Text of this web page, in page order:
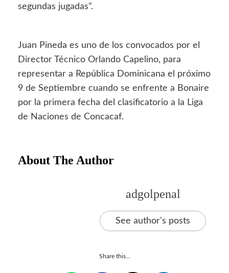
segundas jugadas”.
Juan Pineda es uno de los convocados por el
Director Técnico Orlando Capelino, para
representar a República Dominicana el próximo
9 de Septiembre cuando se enfrente a Bonaire
por la primera fecha del clasificatorio a la Liga
de Naciones de Concacaf.
About The Author
adgolpenal
See author's posts
Share this...